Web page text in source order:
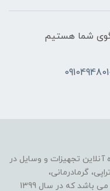
آنلاین تجهیزات و وسایل در
گرمادرمانی،
الکتروتراپی، هندتراپی و کاردرمانی در ایران می باشد که در سال 1399